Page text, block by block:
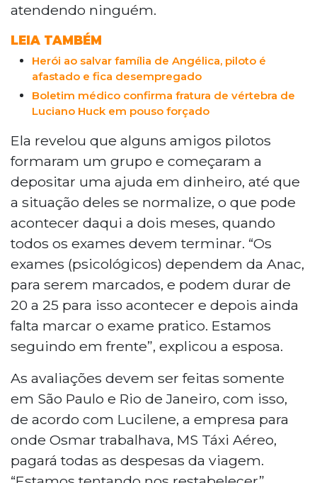
atendendo ninguém.
LEIA TAMBÉM
Herói ao salvar família de Angélica, piloto é
afastado e fica desempregado
Boletim médico confirma fratura de vértebra de
Luciano Huck em pouso forçado
Ela revelou que alguns amigos pilotos
formaram um grupo e começaram a
depositar uma ajuda em dinheiro, até que
a situação deles se normalize, o que pode
acontecer daqui a dois meses, quando
todos os exames devem terminar. “Os
exames (psicológicos) dependem da Anac,
para serem marcados, e podem durar de
20 a 25 para isso acontecer e depois ainda
falta marcar o exame pratico. Estamos
seguindo em frente”, explicou a esposa.
As avaliações devem ser feitas somente
em São Paulo e Rio de Janeiro, com isso,
de acordo com Lucilene, a empresa para
onde Osmar trabalhava, MS Táxi Aéreo,
pagará todas as despesas da viagem.